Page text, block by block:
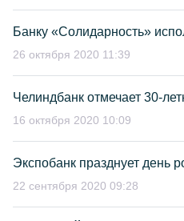
Банку «Солидарность»
26 октября 2020 11:39
Челиндбанк отмечает 30-
16 октября 2020 10:09
Экспобанк празднует день
22 сентября 2020 09:28